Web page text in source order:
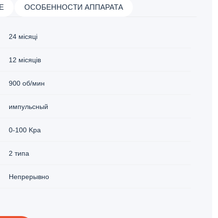
ОСОБЕННОСТИ АППАРАТА
24 місяці
12 місяців
900 об/мин
импульсный
0-100 Kpa
2 типа
Непрерывно